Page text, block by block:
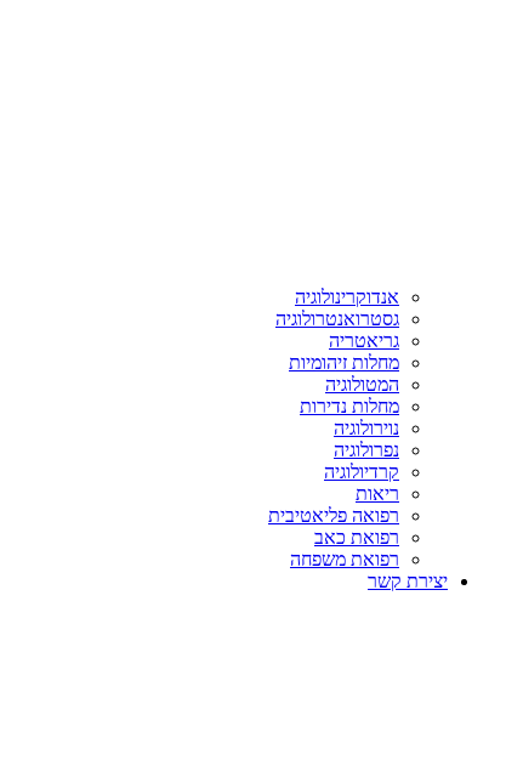
אנדוקרינולוגיה
גסטרואנטרולוגיה
גריאטריה
מחלות זיהומיות
המטולוגיה
מחלות נדירות
נוירולוגיה
נפרולוגיה
קרדיולוגיה
ריאות
רפואה פליאטיבית
רפואת כאב
רפואת משפחה
יצירת קשר